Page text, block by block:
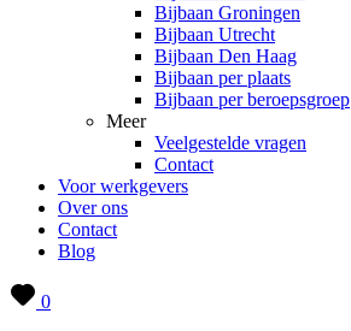
Bijbaan Groningen
Bijbaan Utrecht
Bijbaan Den Haag
Bijbaan per plaats
Bijbaan per beroepsgroep
Meer
Veelgestelde vragen
Contact
Voor werkgevers
Over ons
Contact
Blog
0